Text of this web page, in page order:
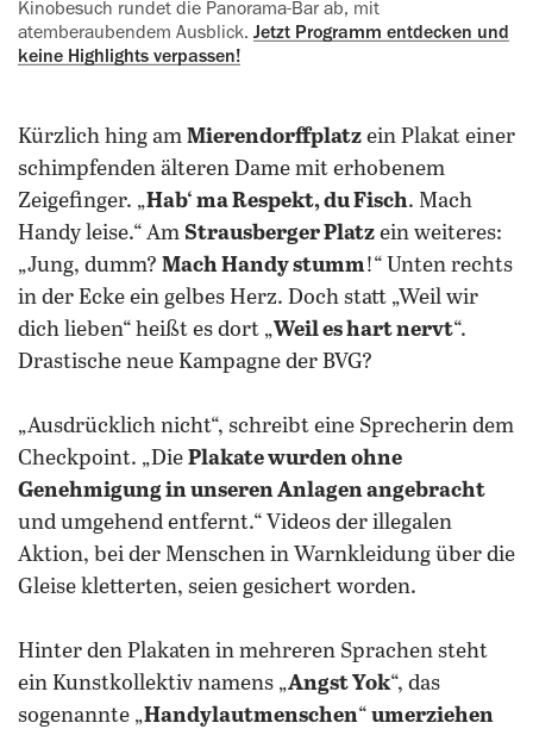
Kinobesuch rundet die Panorama-Bar ab, mit
atemberaubendem Ausblick. Jetzt Programm entdecken und
keine Highlights verpassen!
Kürzlich hing am Mierendorffplatz ein Plakat einer
schimpfenden älteren Dame mit erhobenem
Zeigefinger. „Hab‘ ma Respekt, du Fisch. Mach
Handy leise.“ Am Strausberger Platz ein weiteres:
„Jung, dumm? Mach Handy stumm!“ Unten rechts
in der Ecke ein gelbes Herz. Doch statt „Weil wir
dich lieben“ heißt es dort „Weil es hart nervt“.
Drastische neue Kampagne der BVG?
„Ausdrücklich nicht“, schreibt eine Sprecherin dem
Checkpoint. „Die Plakate wurden ohne
Genehmigung in unseren Anlagen angebracht
und umgehend entfernt.“ Videos der illegalen
Aktion, bei der Menschen in Warnkleidung über die
Gleise kletterten, seien gesichert worden.
Hinter den Plakaten in mehreren Sprachen steht
ein Kunstkollektiv namens „Angst Yok“, das
sogenannte „Handylautmenschen“ umerziehen